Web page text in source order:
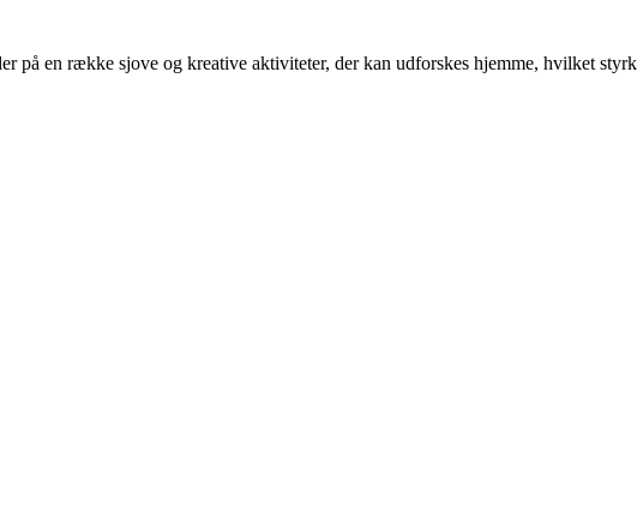
på en række sjove og kreative aktiviteter, der kan udforskes hjemme, hvilket